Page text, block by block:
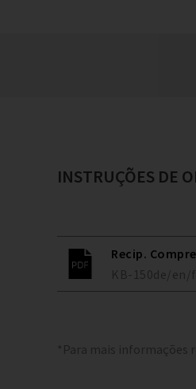
INSTRUÇÕES DE
Recip.
KB-150de/en/
*Para mais informações